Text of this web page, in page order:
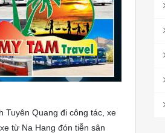
Tuyên Quang đi công tác, xe
từ Na Hang đón tiễn sân